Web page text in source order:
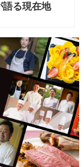
語る現在地